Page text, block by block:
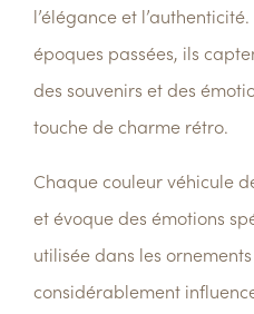
l’élégance et
époques passées, ils
des souvenirs et des
touche de charme rétro.
Chaque couleur véhicule
et évoque des émotions
utilisée dans les
considérablement